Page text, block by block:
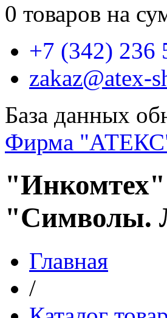
0 товаров на
+7 (342) 236
zakaz@atex-
База данных
Фирма
"Символы.
Главная
/